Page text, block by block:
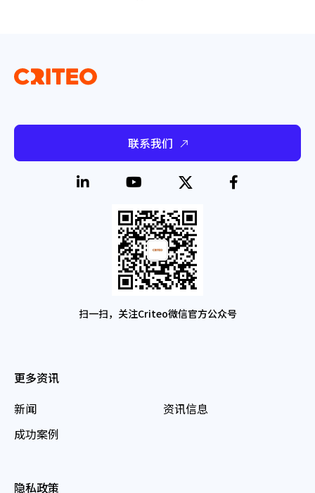
联系我们
扫一扫，关注Criteo微信官方公众号
更多资讯
新闻
成功案例
资讯信息
隐私政策